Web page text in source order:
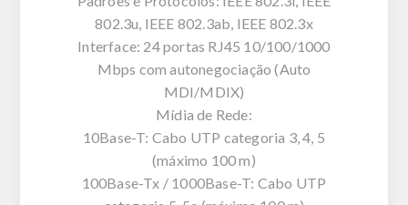
802.3u, IEEE 802.3ab, IEEE 802.3x
Interface: 24 portas RJ45 10/100/1000
Mbps com autonegociação (Auto
MDI/MDIX)
Mídia de Rede:
10Base-T: Cabo UTP categoria 3, 4, 5
(máximo 100 m)
100Base-Tx / 1000Base-T: Cabo UTP